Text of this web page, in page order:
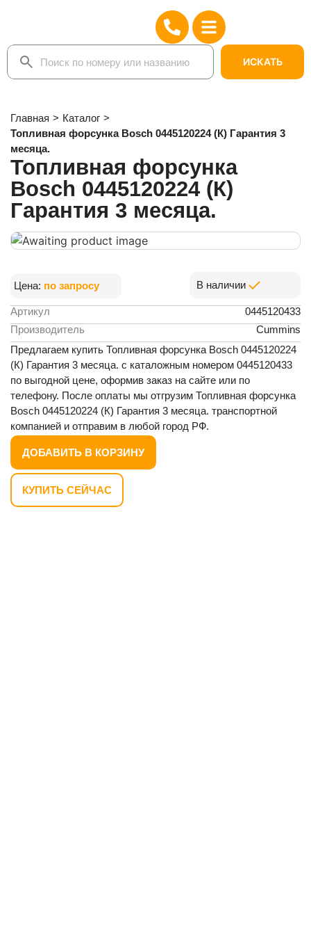
ИСКАТЬ
Главная > Каталог >
Топливная форсунка Bosch 0445120224 (К) Гарантия 3
месяца.
Топливная форсунка
Bosch 0445120224 (К)
Гарантия 3 месяца.
Цена: по запросу В наличии
Артикул
0445120433
Производитель
Cummins
Предлагаем купить Топливная форсунка Bosch 0445120224
(К) Гарантия 3 месяца. с каталожным номером 0445120433
по выгодной цене, оформив заказ на сайте или по
телефону. После оплаты мы отгрузим Топливная форсунка
Bosch 0445120224 (К) Гарантия 3 месяца. транспортной
компанией и отправим в любой город РФ.
ДОБАВИТЬ В КОРЗИНУ
КУПИТЬ СЕЙЧАС